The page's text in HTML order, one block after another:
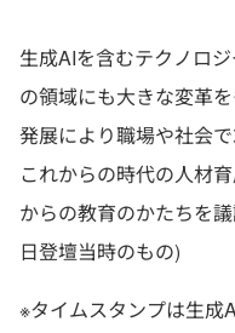
生成AIを含むテクノロ
の領域にも大きな変革
発展により職場や社会
これからの時代の人材
からの教育のかたちを
日登壇当時のもの)
※タイムスタンプは生成